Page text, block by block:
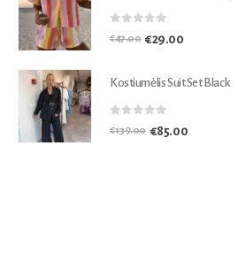
€47.00 €29.00
Kostiumėlis Suit Set Black
€139.00 €85.00